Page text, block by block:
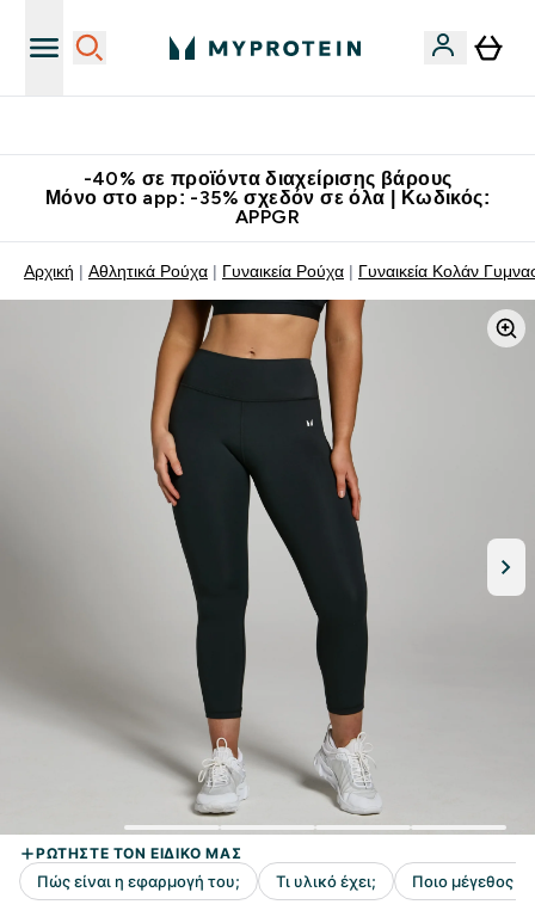
-40% σε προϊόντα διαχείρισης βάρους
Μόνο στο app: -35% σχεδόν σε όλα | Κωδικός:
APPGR
Αρχική Αθλητικά Ρούχα Γυναικεία Ρούχα Γυναικεία Κολάν